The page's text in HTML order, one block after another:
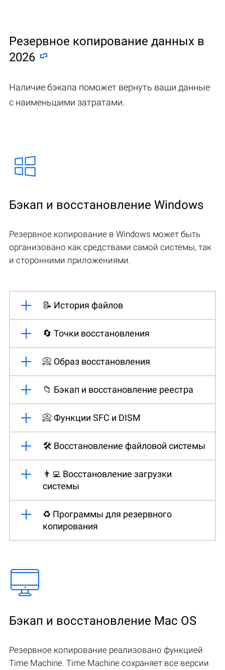
Резервное копирование данных в
2026
Наличие бэкапа поможет вернуть ваши данные
с наименьшими затратами.
Бэкап и восстановление Windows
Резервное копирование в Windows может быть
организовано как средствами самой системы, так
и сторонними приложениями.
📝 История файлов
🔄 Точки восстановления
📀 Образ восстановления
📁 Бэкап и восстановление реестра
📀 Функции SFC и DISM
🛠️ Восстановление файловой системы
👨‍💻 Восстановление загрузки
системы
♻️ Программы для резервного
копирования
Бэкап и восстановление Mac OS
Резервное копирование реализовано функцией
Time Machine. Time Machine сохраняет все версии